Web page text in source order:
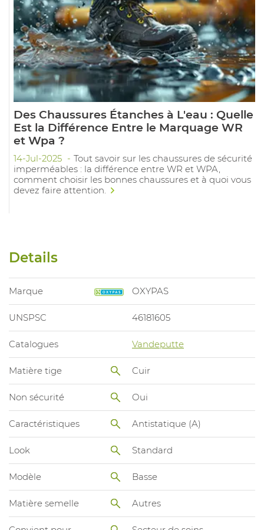
Des Chaussures Étanches à L'eau : Quelle
Est la Différence Entre le Marquage WR
et Wpa ?
14-Jul-2025
Tout savoir sur les chaussures de sécurité
imperméables : la différence entre WR et WPA,
comment choisir les bonnes chaussures et à quoi vous
devez faire attention.
Details
Marque OXYPAS
UNSPSC 46181605
Catalogues Vandeputte
Matière tige Cuir
Non sécurité Oui
Caractéristiques Antistatique (A)
Look Standard
Modèle Basse
Matière semelle Autres